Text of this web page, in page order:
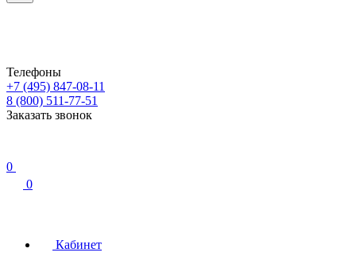
Телефоны
+7 (495) 847-08-11
8 (800) 511-77-51
Заказать звонок
0
0
Кабинет